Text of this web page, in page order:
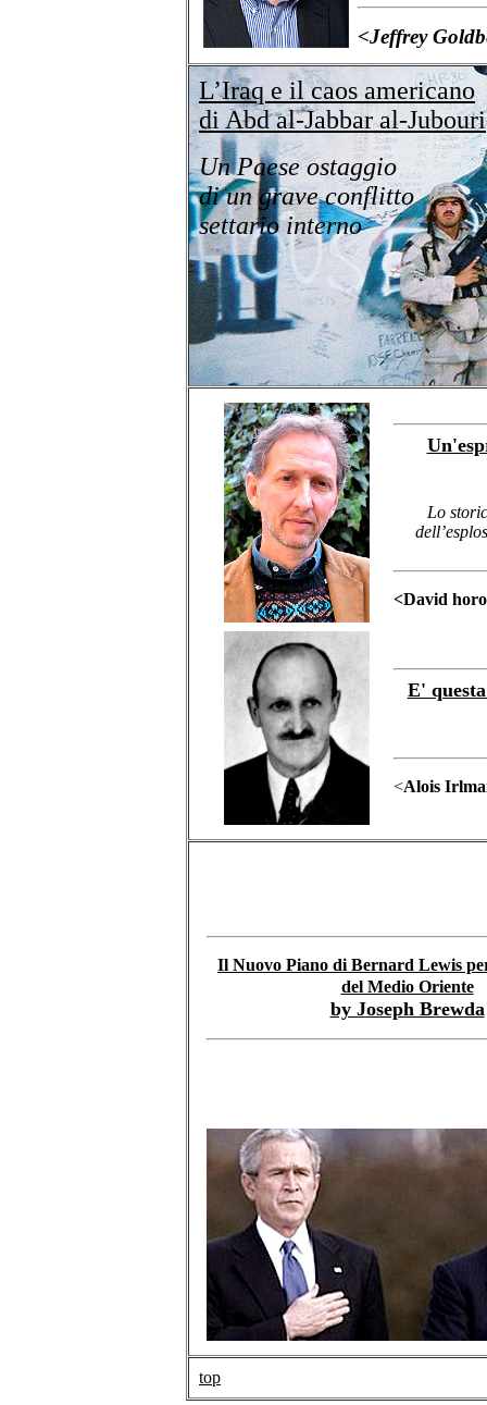
<Jeffrey
L’Iraq e il caos americano
di Abd al-Jabbar al-Jubouri
Un Paese ostaggio
di un grave conflitto
settario interno
Lo
<David
E'
<Alois
Il Nuovo Piano di Bernard Lewis
del Medio Oriente
by Joseph Brewda
top